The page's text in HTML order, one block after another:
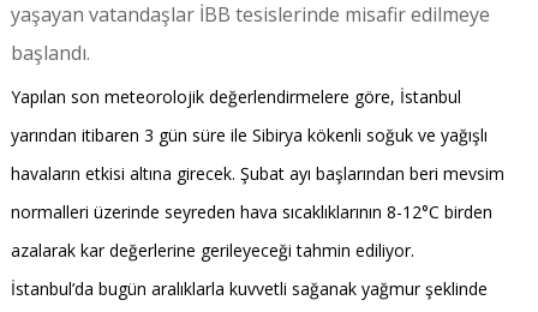
yaşayan vatandaşlar İBB tesislerinde misafir edilmeye
başlandı.
Yapılan son meteorolojik değerlendirmelere göre, İstanbul
yarından itibaren 3 gün süre ile Sibirya kökenli soğuk ve yağışlı
havaların etkisi altına girecek. Şubat ayı başlarından beri mevsim
normalleri üzerinde seyreden hava sıcaklıklarının 8-12°C birden
azalarak kar değerlerine gerileyeceği tahmin ediliyor.
İstanbul’da bugün aralıklarla kuvvetli sağanak yağmur şeklinde